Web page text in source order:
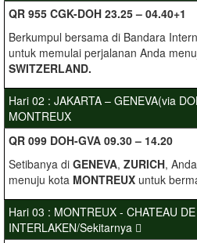
QR 955 CGK-DOH 23.25 – 04.40+1
Berkumpul bersama di Bandara
untuk memulai perjalanan Anda
SWITZERLAND.
Hari 02 : JAKARTA – GENEVA(via
MONTREUX
QR 099 DOH-GVA 09.30 – 14.20
Setibanya di GENEVA, ZURICH,
menuju kota MONTREUX untuk
Hari 03 : MONTREUX - CHATEAU
INTERLAKEN/Sekitarnya 